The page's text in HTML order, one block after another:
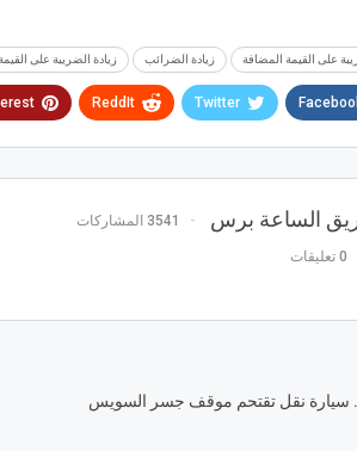
على القيمة المضافة زيادة الضرائب زيادة الضريبة على
Twitter
ReddIt
الساعة برس 3541 المشاركات
0 تعليقات
سيارة نقل تقتحم موقف جسر السويس